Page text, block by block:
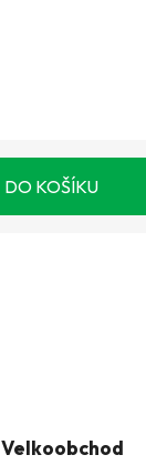
DO KOŠÍKU
Velkoobchod